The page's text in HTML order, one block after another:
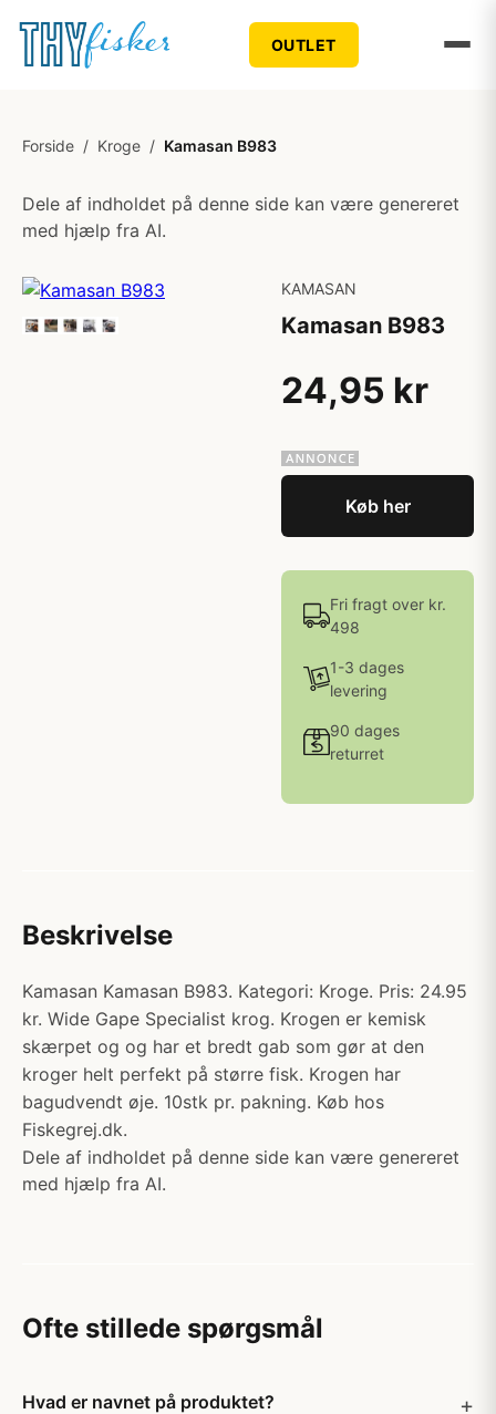
OUTLET
Forside / Kroge / Kamasan B983
Dele af indholdet på denne side kan være genereret
med hjælp fra AI.
KAMASAN
Kamasan B983
24,95 kr
Køb her
Fri fragt over kr.
498
1-3 dages
levering
90 dages
returret
Beskrivelse
Kamasan Kamasan B983. Kategori: Kroge. Pris: 24.95
kr. Wide Gape Specialist krog. Krogen er kemisk
skærpet og og har et bredt gab som gør at den
kroger helt perfekt på større fisk. Krogen har
bagudvendt øje. 10stk pr. pakning. Køb hos
Fiskegrej.dk.
Dele af indholdet på denne side kan være genereret
med hjælp fra AI.
Ofte stillede spørgsmål
Hvad er navnet på produktet?